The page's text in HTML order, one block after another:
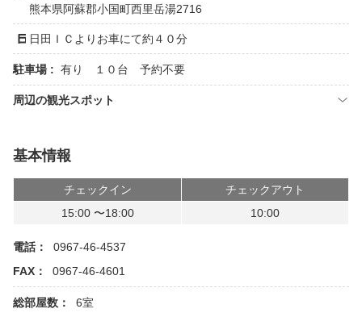
熊本県阿蘇郡小国町西里岳湯2716
日田ＩＣよりお車にて約４０分
駐車場 : 有り １０台 予約不要
周辺の観光スポット
基本情報
チェックイン
チェックアウト
15:00 〜18:00
10:00
電話：
0967-46-4537
FAX：
0967-46-4601
総部屋数： 6室